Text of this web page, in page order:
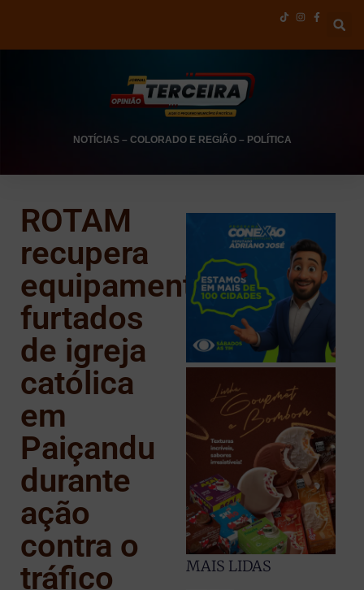
NOTÍCIAS– COLORADO E REGIÃO– POLÍTICA
ROTAM
recupera
equipamentos
furtados
de igreja
católica
em
Paiçandu
durante
ação
contra o
tráfico
MAIS LIDAS